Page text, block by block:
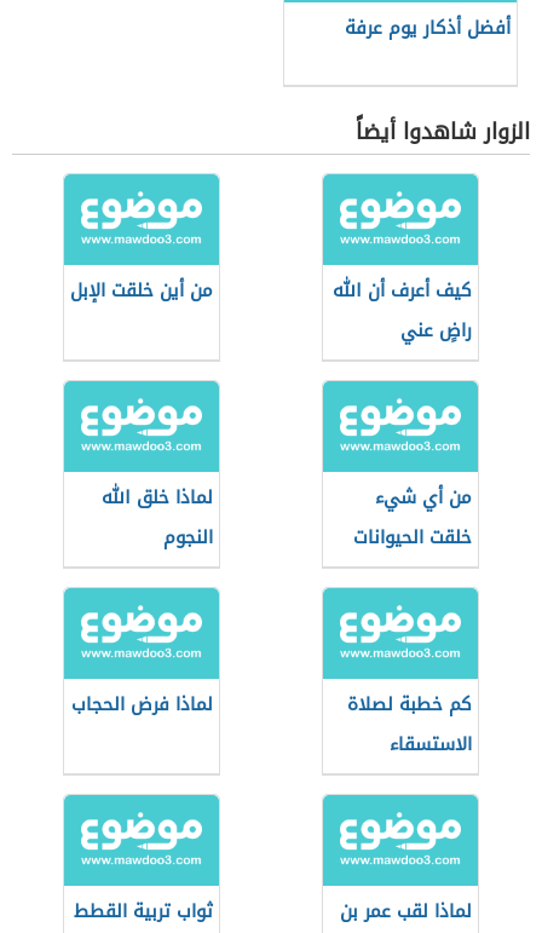
أفضل أذكار يوم عرفة
الزوار شاهدوا أيضاً
كيف أعرف أن الله
راضٍ عني
من أين خلقت الإبل
من أي شيء
خلقت الحيوانات
لماذا خلق الله
النجوم
كم خطبة لصلاة
الاستسقاء
لماذا فرض الحجاب
لماذا لقب عمر بن
ثواب تربية القطط